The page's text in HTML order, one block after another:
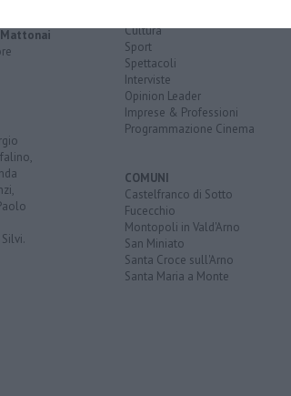
Cultura
Sport
Spettacoli
Interviste
Opinion Leader
Imprese & Professioni
Programmazione Cinema
COMUNI
Castelfranco di Sotto
Fucecchio
Montopoli in Vald'Arno
San Miniato
Santa Croce sull'Arno
Santa Maria a Monte